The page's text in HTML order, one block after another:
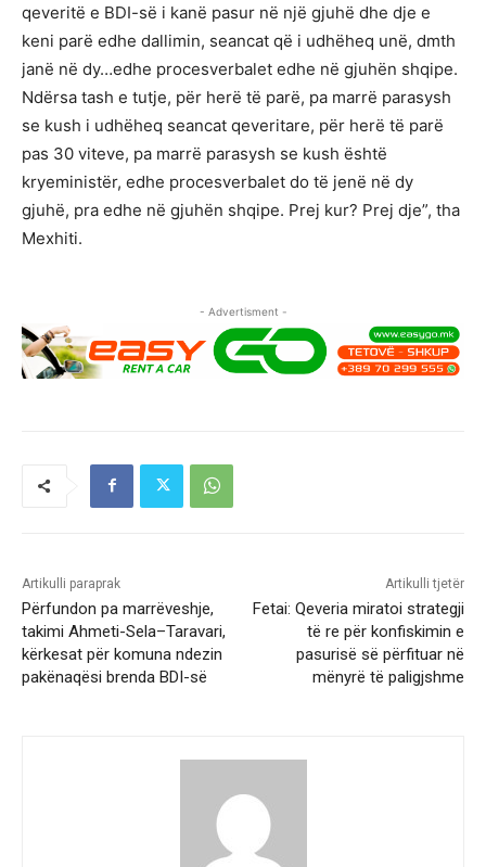
qeveritë e BDI-së i kanë pasur në një gjuhë dhe dje e
keni parë edhe dallimin, seancat që i udhëheq unë, dmth
janë në dy…edhe procesverbalet edhe në gjuhën shqipe.
Ndërsa tash e tutje, për herë të parë, pa marrë parasysh
se kush i udhëheq seancat qeveritare, për herë të parë
pas 30 viteve, pa marrë parasysh se kush është
kryeministër, edhe procesverbalet do të jenë në dy
gjuhë, pra edhe në gjuhën shqipe. Prej kur? Prej dje”, tha
Mexhiti.
- Advertisment -
Artikulli paraprak
Përfundon pa marrëveshje,
takimi Ahmeti-Sela–Taravari,
kërkesat për komuna ndezin
pakënaqësi brenda BDI-së
Artikulli tjetër
Fetai: Qeveria miratoi strategji
të re për konfiskimin e
pasurisë së përfituar në
mënyrë të paligjshme